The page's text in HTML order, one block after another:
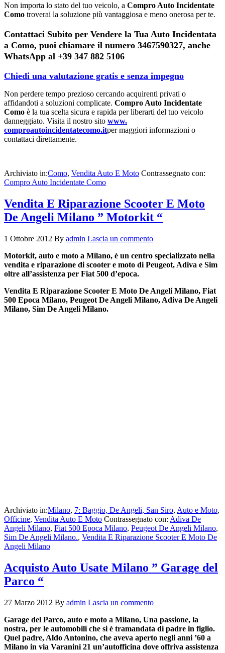
Non importa lo stato del tuo veicolo, a Compro Auto Incidentate
Como troverai la soluzione più vantaggiosa e meno onerosa per te.
Contattaci Subito per Vendere la Tua Auto Incidentata
a Como, puoi chiamare il numero 3467590327, anche
WhatsApp al +39 347 882 5106
Chiedi una valutazione gratis e senza impegno
Non perdere tempo prezioso cercando acquirenti privati o
affidandoti a soluzioni complicate. Compro Auto Incidentate
Como è la tua scelta sicura e rapida per liberarti del tuo veicolo
danneggiato. Visita il nostro sito www.
comproautoincidentatecomo.itper maggiori informazioni o
contattaci direttamente.
Archiviato in:Como, Vendita Auto E Moto Contrassegnato con:
Compro Auto Incidentate Como
Vendita E Riparazione Scooter E Moto
De Angeli Milano ” Motorkit “
1 Ottobre 2012 By admin Lascia un commento
Motorkit, auto e moto a Milano, è un centro specializzato nella
vendita e riparazione di scooter e moto di Peugeot, Adiva e Sim
oltre all’assistenza per Fiat 500 d’epoca.
Vendita E Riparazione Scooter E Moto De Angeli Milano, Fiat
500 Epoca Milano, Peugeot De Angeli Milano, Adiva De Angeli
Milano, Sim De Angeli Milano.
Archiviato in:Milano, 7: Baggio, De Angeli, San Siro, Auto e Moto,
Officine, Vendita Auto E Moto Contrassegnato con: Adiva De
Angeli Milano, Fiat 500 Epoca Milano, Peugeot De Angeli Milano,
Sim De Angeli Milano., Vendita E Riparazione Scooter E Moto De
Angeli Milano
Acquisto Auto Usate Milano ” Garage del
Parco “
27 Marzo 2012 By admin Lascia un commento
Garage del Parco, auto e moto a Milano, Una passione, la
nostra, per le automobili che si è tramandata di padre in figlio.
Quel padre, Aldo Antonino, che aveva aperto negli anni ’60 a
Milano in via Varanini 21 un’autofficina dove offriva assistenza